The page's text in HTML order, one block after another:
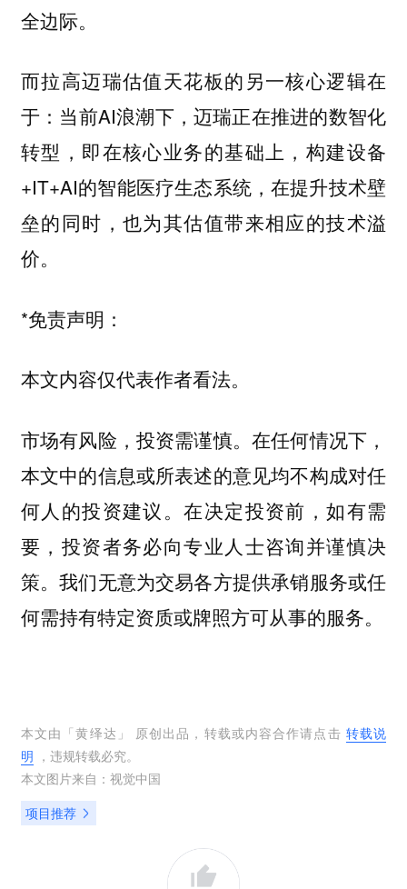
全边际。
而拉高迈瑞估值天花板的另一核心逻辑在
于：当前AI浪潮下，迈瑞正在推进的数智化
转型，即在核心业务的基础上，构建设备
+IT+AI的智能医疗生态系统，在提升技术壁
垒的同时，也为其估值带来相应的技术溢
价。
*免责声明：
本文内容仅代表作者看法。
市场有风险，投资需谨慎。在任何情况下，
本文中的信息或所表述的意见均不构成对任
何人的投资建议。在决定投资前，如有需
要，投资者务必向专业人士咨询并谨慎决
策。我们无意为交易各方提供承销服务或任
何需持有特定资质或牌照方可从事的服务。
本文由「黄绎达 」 原创出品，转载或内容合作请点击 转载说
明 ，违规转载必究。
本文图片来自： 视觉中国
项目推荐